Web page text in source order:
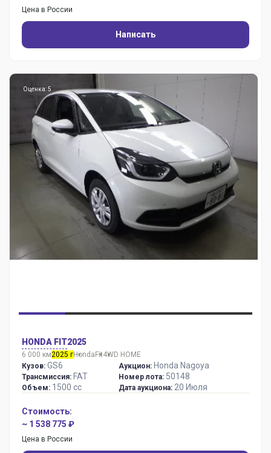
Цена в России
Написать
Оценка: 5
HONDA FIT2025
6 000 км2025 гHonda Fit4WD HOME
Кузов: GS6
Трансмиссия: FAT
Объем: 1500 сс
Аукцион: Honda Nagoya
Номер лота: 50148
Дата аукциона: 20 Июля
Стоимость:
~ 1 538 775 ₽
Цена в России